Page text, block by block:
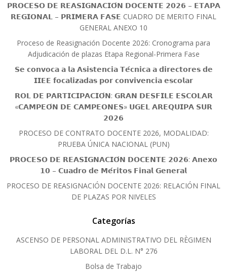
𝗣𝗥𝗢𝗖𝗘𝗦𝗢 𝗗𝗘 𝗥𝗘𝗔𝗦𝗜𝗚𝗡𝗔𝗖𝗜𝗢́𝗡 𝗗𝗢𝗖𝗘𝗡𝗧𝗘 𝟮𝟬𝟮𝟲 – 𝗘𝗧𝗔𝗣𝗔
𝗥𝗘𝗚𝗜𝗢𝗡𝗔𝗟 – 𝗣𝗥𝗜𝗠𝗘𝗥𝗔 𝗙𝗔𝗦𝗘 CUADRO DE MERITO FINAL
GENERAL ANEXO 10
Proceso de Reasignación Docente 2026: Cronograma para
Adjudicación de plazas Etapa Regional-Primera Fase
𝗦𝗲 𝗰𝗼𝗻𝘃𝗼𝗰𝗮 𝗮 𝗹𝗮 𝗔𝘀𝗶𝘀𝘁𝗲𝗻𝗰𝗶𝗮 𝗧𝗲́𝗰𝗻𝗶𝗰𝗮 𝗮 𝗱𝗶𝗿𝗲𝗰𝘁𝗼𝗿𝗲𝘀 𝗱𝗲
𝗜𝗜𝗘𝗘 𝗳𝗼𝗰𝗮𝗹𝗶𝘇𝗮𝗱𝗮𝘀 𝗽𝗼𝗿 𝗰𝗼𝗻𝘃𝗶𝘃𝗲𝗻𝗰𝗶𝗮 𝗲𝘀𝗰𝗼𝗹𝗮𝗿
𝗥𝗢𝗟 𝗗𝗘 𝗣𝗔𝗥𝗧𝗜𝗖𝗜𝗣𝗔𝗖𝗜𝗢́𝗡: 𝗚𝗥𝗔𝗡 𝗗𝗘𝗦𝗙𝗜𝗟𝗘 𝗘𝗦𝗖𝗢𝗟𝗔𝗥
«𝗖𝗔𝗠𝗣𝗘𝗢́𝗡 𝗗𝗘 𝗖𝗔𝗠𝗣𝗘𝗢𝗡𝗘𝗦» 𝗨𝗚𝗘𝗟 𝗔𝗥𝗘𝗤𝗨𝗜𝗣𝗔 𝗦𝗨𝗥
𝟮𝟬𝟮𝟲
PROCESO DE CONTRATO DOCENTE 2026, MODALIDAD:
PRUEBA ÚNICA NACIONAL (PUN)
𝗣𝗥𝗢𝗖𝗘𝗦𝗢 𝗗𝗘 𝗥𝗘𝗔𝗦𝗜𝗚𝗡𝗔𝗖𝗜𝗢́𝗡 𝗗𝗢𝗖𝗘𝗡𝗧𝗘 𝟮𝟬𝟮𝟲: 𝗔𝗻𝗲𝘅𝗼
𝟭𝟬 – 𝗖𝘂𝗮𝗱𝗿𝗼 𝗱𝗲 𝗠𝗲́𝗿𝗶𝘁𝗼𝘀 𝗙𝗶𝗻𝗮𝗹 𝗚𝗲𝗻𝗲𝗿𝗮𝗹
PROCESO DE REASIGNACIÓN DOCENTE 2026: RELACIÓN FINAL
DE PLAZAS POR NIVELES
Categorías
ASCENSO DE PERSONAL ADMINISTRATIVO DEL RÈGIMEN
LABORAL DEL D.L. N° 276
Bolsa de Trabajo